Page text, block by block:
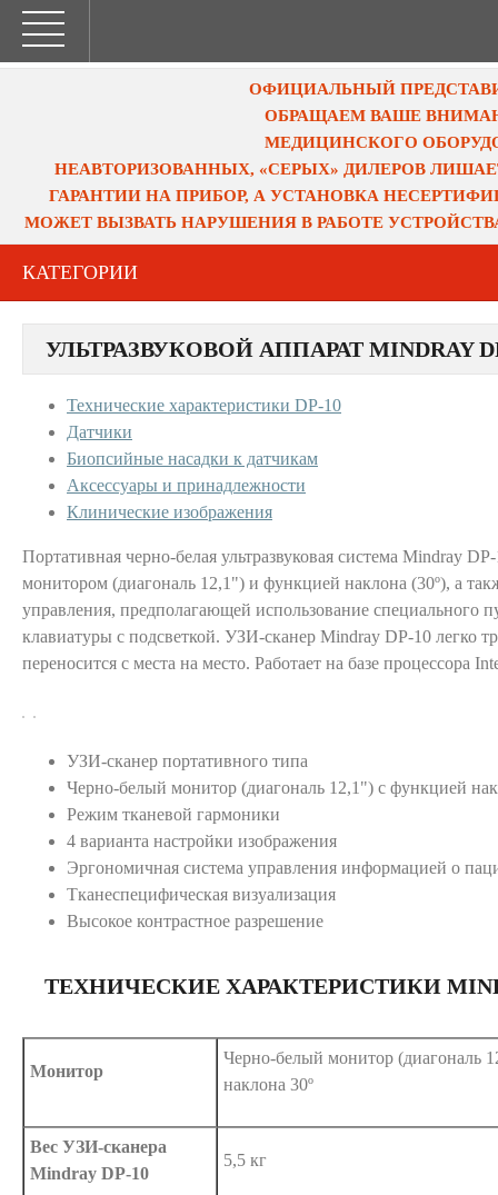
ОФИЦИАЛЬНЫЙ
ОБРАЩАЕМ ВАШЕ
МЕДИЦИНСКОГО
НЕАВТОРИЗОВАННЫХ, «СЕРЫХ» ДИЛЕРОВ
ГАРАНТИИ НА ПРИБОР, А УСТАНОВКА
МОЖЕТ ВЫЗВАТЬ НАРУШЕНИЯ В РАБОТЕ
КАТЕГОРИИ
УЛЬТРАЗВУКОВОЙ АППАРАТ MINDRAY
Технические характеристики DP-10
Датчики
Биопсийные насадки к датчикам
Аксессуары и принадлежности
Клинические изображения
Портативная черно-белая ультразвуковая система Mindray
монитором (диагональ 12,1") и функцией наклона (30º), а
управления, предполагающей использование специального
клавиатуры с подсветкой. УЗИ-сканер Mindray DP-10 легко
переносится с места на место. Работает на базе процессора
УЗИ-сканер портативного типа
Черно-белый монитор (диагональ 12,1") с функцией
Режим тканевой гармоники
4 варианта настройки изображения
Эргономичная система управления информацией о
Тканеспецифическая визуализация
Высокое контрастное разрешение
ТЕХНИЧЕСКИЕ ХАРАКТЕРИСТИКИ
Монитор
Черно-белый монитор (диагональ
наклона 30º
Вес УЗИ-сканера
Mindray DP-10
5,5 кг